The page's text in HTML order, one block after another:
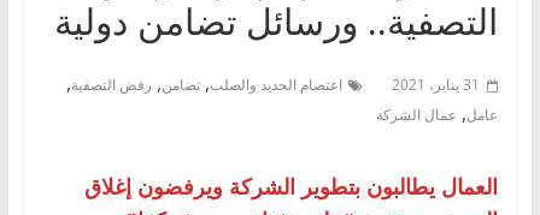
التصفية.. ورسائل تضامن دولية
31 يناير، 2021 اعتصام الحديد والصلب, تضامن, رفض التصفية,
عامل, عمال الشركة
العمال يطالبون بتطوير الشركة ويرفضون إغلاق